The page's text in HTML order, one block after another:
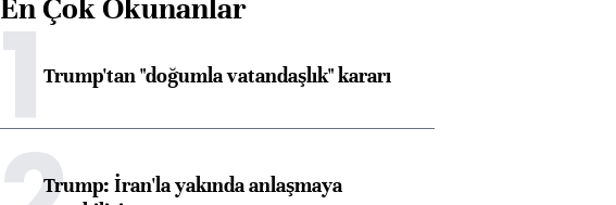
En Çok Okunanlar
1Trump'tan "doğumla vatandaşlık" kararı
Trump: İran'la yakında anlaşmaya